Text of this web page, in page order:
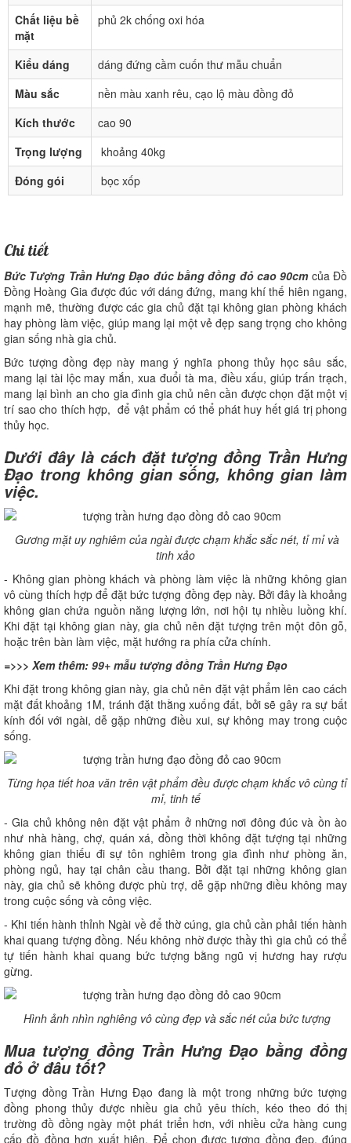
Chất liệu bề
mặt
phủ 2k chống oxi hóa
Kiểu dáng
dáng đứng cầm cuốn thư mẫu chuẩn
Màu sắc
nền màu xanh rêu, cạo lộ màu đồng đỏ
Kích thước
cao 90
Trọng lượng
khoảng 40kg
Đóng gói
bọc xốp
Chi tiết
Bức Tượng Trần Hưng Đạo đúc bằng đồng đỏ cao 90cmcủa Đồ
Đồng Hoàng Gia được đúc với dáng đứng, mang khí thế hiên ngang,
mạnh mẽ, thường được các gia chủ đặt tại không gian phòng khách
hay phòng làm việc, giúp mang lại một vẻ đẹp sang trọng cho không
gian sống nhà gia chủ.
Bức tượng đồng đẹp này mang ý nghĩa phong thủy học sâu sắc,
mang lại tài lộc may mắn, xua đuổi tà ma, điều xấu, giúp trấn trạch,
mang lại bình an cho gia đình gia chủ nên cần được chọn đặt một vị
trí sao cho thích hợp, để vật phẩm có thể phát huy hết giá trị phong
thủy học.
Dưới đây là cách đặt tượng đồng Trần Hưng
Đạo trong không gian sống, không gian làm
việc.
Gương mặt uy nghiêm của ngài được chạm khắc sắc nét, tỉ mỉ và
tinh xảo
- Không gian phòng khách và phòng làm việc là những không gian
vô cùng thích hợp để đặt bức tượng đồng đẹp này. Bởi đây là khoảng
không gian chứa nguồn năng lượng lớn, nơi hội tụ nhiều luồng khí.
Khi đặt tại không gian này, gia chủ nên đặt tượng trên một đôn gỗ,
hoặc trên bàn làm việc, mặt hướng ra phía cửa chính.
=>>> Xem thêm: 99+ mẫu tượng đồng Trần Hưng Đạo
Khi đặt trong không gian này, gia chủ nên đặt vật phẩm lên cao cách
mặt đất khoảng 1M, tránh đặt thằng xuống đất, bởi sẽ gây ra sự bất
kính đối với ngài, dễ gặp những điều xui, sự không may trong cuộc
sống.
Từng họa tiết hoa văn trên vật phẩm đều được chạm khắc vô cùng tỉ
mỉ, tinh tế
- Gia chủ không nên đặt vật phẩm ở những nơi đông đúc và ồn ào
như nhà hàng, chợ, quán xá, đồng thời không đặt tượng tại những
không gian thiếu đi sự tôn nghiêm trong gia đình như phòng ăn,
phòng ngủ, hay tại chân cầu thang. Bởi đặt tại những không gian
này, gia chủ sẽ không được phù trợ, dễ gặp những điều không may
trong cuộc sống và công việc.
- Khi tiến hành thỉnh Ngài về để thờ cúng, gia chủ cần phải tiến hành
khai quang tượng đồng. Nếu không nhờ được thầy thì gia chủ có thể
tự tiến hành khai quang bức tượng bằng ngũ vị hương hay rượu
gừng.
Hình ảnh nhìn nghiêng vô cùng đẹp và sắc nét của bức tượng
Mua tượng đồng Trần Hưng Đạo bằng đồng
đỏ ở đâu tốt?
Tượng đồng Trần Hưng Đạo đang là một trong những bức tượng
đồng phong thủy được nhiều gia chủ yêu thích, kéo theo đó thị
trường đồ đồng ngày một phát triển hơn, với nhiều cửa hàng cung
cấp đồ đồng hơn xuất hiện. Để chọn được tượng đồng đẹp, đúng